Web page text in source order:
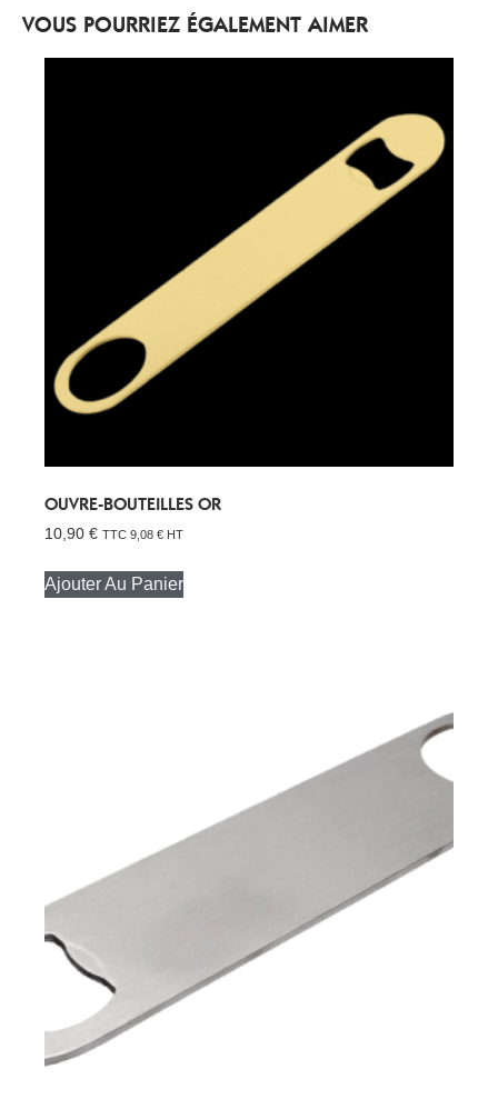
VOUS POURRIEZ ÉGALEMENT AIMER
OUVRE-BOUTEILLES OR
10,90 € TTC 9,08 € HT
Ajouter Au Panier